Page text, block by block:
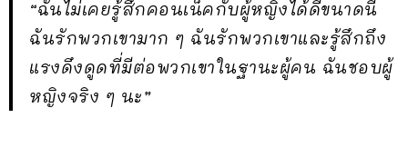
“ฉันไม่เคยรู้สึกคอนเน็คกับผู้หญิงได้ดีขนาดนี้
ฉันรักพวกเขามาก ๆ ฉันรักพวกเขาและรู้สึกถึง
แรงดึงดูดที่มีต่อพวกเขาในฐานะผู้คน ฉันชอบผู้
หญิงจริง ๆ นะ”